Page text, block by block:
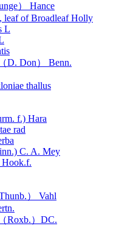
） Hance
leaf of Broadleaf Holly
L
D. Don） Benn.
thallus
f.) Hara
rad
C. A. Mey
） Vahl
Roxb.）DC.